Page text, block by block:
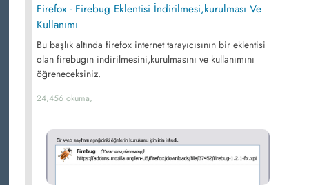
Firefox - Firebug Eklentisi İndirilmesi,kurulması Ve
Kullanımı
Bu başlık altında firefox internet tarayıcısının bir eklentisi
olan firebugın indirilmesini,kurulmasını ve kullanımını
öğreneceksiniz.
24,456 okuma,